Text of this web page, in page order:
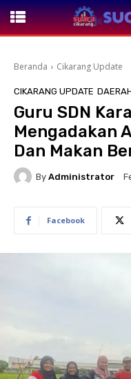
Beranda Cikarang Update
CIKARANG UPDATE
Guru SDN
Mengadakan
Dan Makan
By Administrator
Facebook